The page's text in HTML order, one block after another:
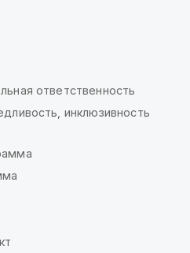
ответственность
инклюзивность